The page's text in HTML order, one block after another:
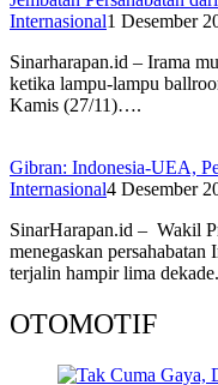
Internasional1 Desember
Sinarharapan.id – Irama
ketika lampu-lampu
Kamis (27/11)….
Gibran: Indonesia-UEA,
Internasional4 Desember
SinarHarapan.id – Wakil
menegaskan
terjalin hampir lima
OTOMOTIF